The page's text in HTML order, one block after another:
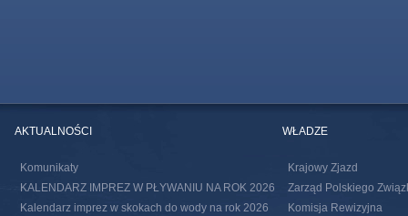
AKTUALNOŚCI
Komunikaty
KALENDARZ IMPREZ W PŁYWANIU NA ROK 2026
Kalendarz imprez w skokach do wody na rok 2026
WŁADZE
Krajowy Zjazd
Zarząd Polskiego
Komisja Rewizyjna